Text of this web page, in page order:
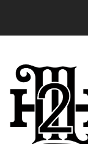
từ và nhẹ nhàng, kéo theo